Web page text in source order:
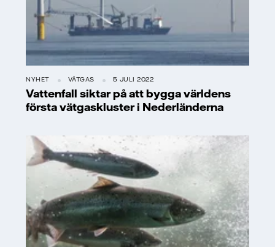
NYHET VÄTGAS 5 JULI 2022
Vattenfall siktar på att bygga världens
första vätgaskluster i Nederländerna